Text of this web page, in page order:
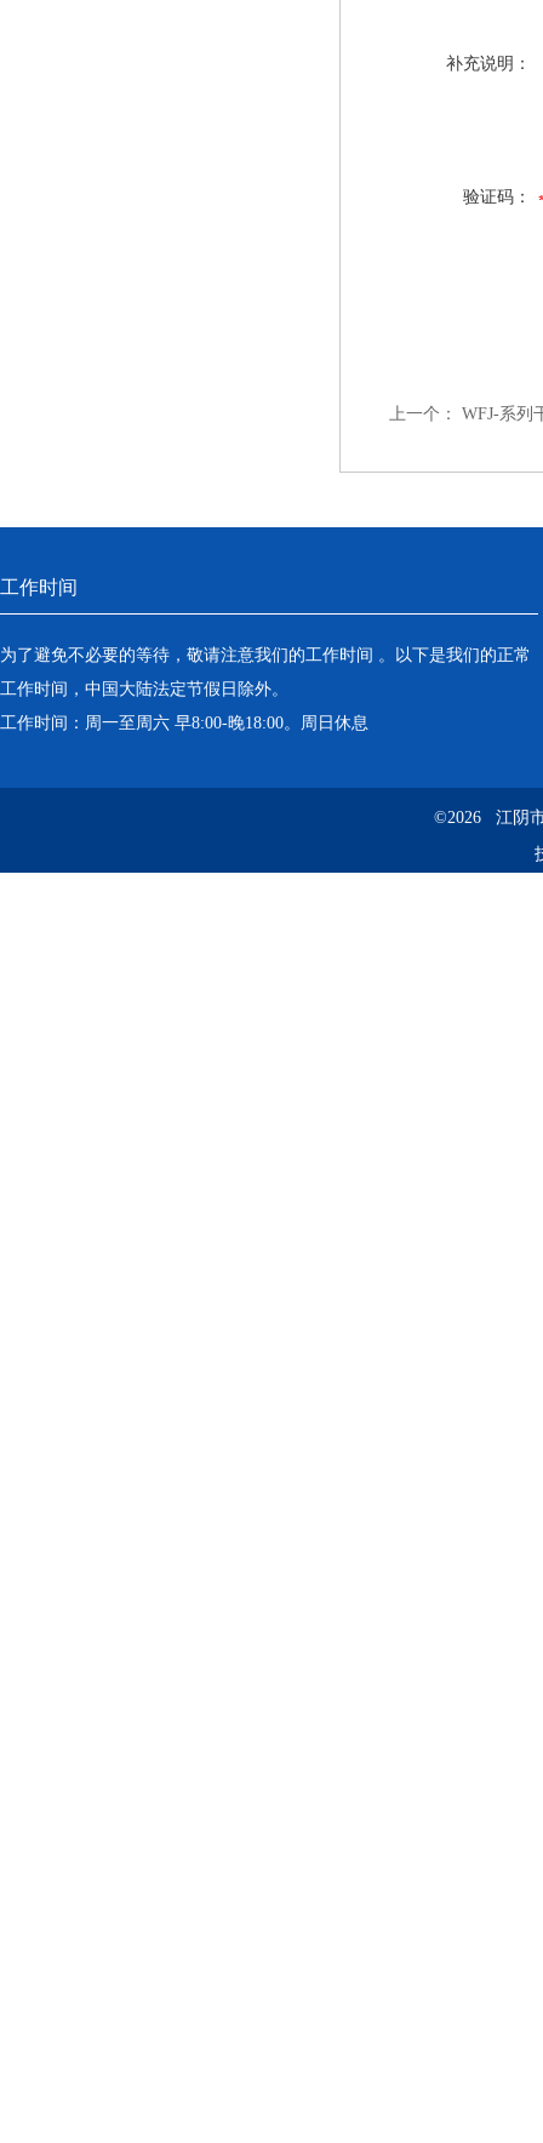
补充说明：
验证码：
上一个： WFJ-系列
工作时间
为了避免不必要的等待，敬请注意我们的工作时间 。以下是我们的正常
工作时间，中国大陆法定节假日除外。
工作时间：周一至周六 早8:00-晚18:00。周日休息
©2026 江阴